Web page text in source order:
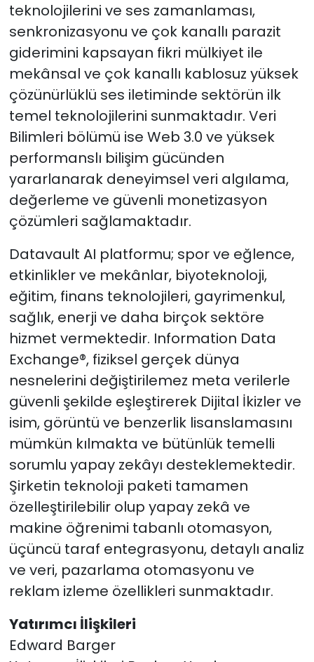
teknolojilerini ve ses zamanlaması,
senkronizasyonu ve çok kanallı parazit
giderimini kapsayan fikri mülkiyet ile
mekânsal ve çok kanallı kablosuz yüksek
çözünürlüklü ses iletiminde sektörün ilk
temel teknolojilerini sunmaktadır. Veri
Bilimleri bölümü ise Web 3.0 ve yüksek
performanslı bilişim gücünden
yararlanarak deneyimsel veri algılama,
değerleme ve güvenli monetizasyon
çözümleri sağlamaktadır.
Datavault AI platformu; spor ve eğlence,
etkinlikler ve mekânlar, biyoteknoloji,
eğitim, finans teknolojileri, gayrimenkul,
sağlık, enerji ve daha birçok sektöre
hizmet vermektedir. Information Data
Exchange®, fiziksel gerçek dünya
nesnelerini değiştirilemez meta verilerle
güvenli şekilde eşleştirerek Dijital İkizler ve
isim, görüntü ve benzerlik lisanslamasını
mümkün kılmakta ve bütünlük temelli
sorumlu yapay zekâyı desteklemektedir.
Şirketin teknoloji paketi tamamen
özelleştirilebilir olup yapay zekâ ve
makine öğrenimi tabanlı otomasyon,
üçüncü taraf entegrasyonu, detaylı analiz
ve veri, pazarlama otomasyonu ve
reklam izleme özellikleri sunmaktadır.
Yatırımcı İlişkileri
Edward Barger